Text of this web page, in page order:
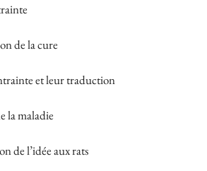
de la cure
et leur traduction
la maladie
de l’idée aux rats